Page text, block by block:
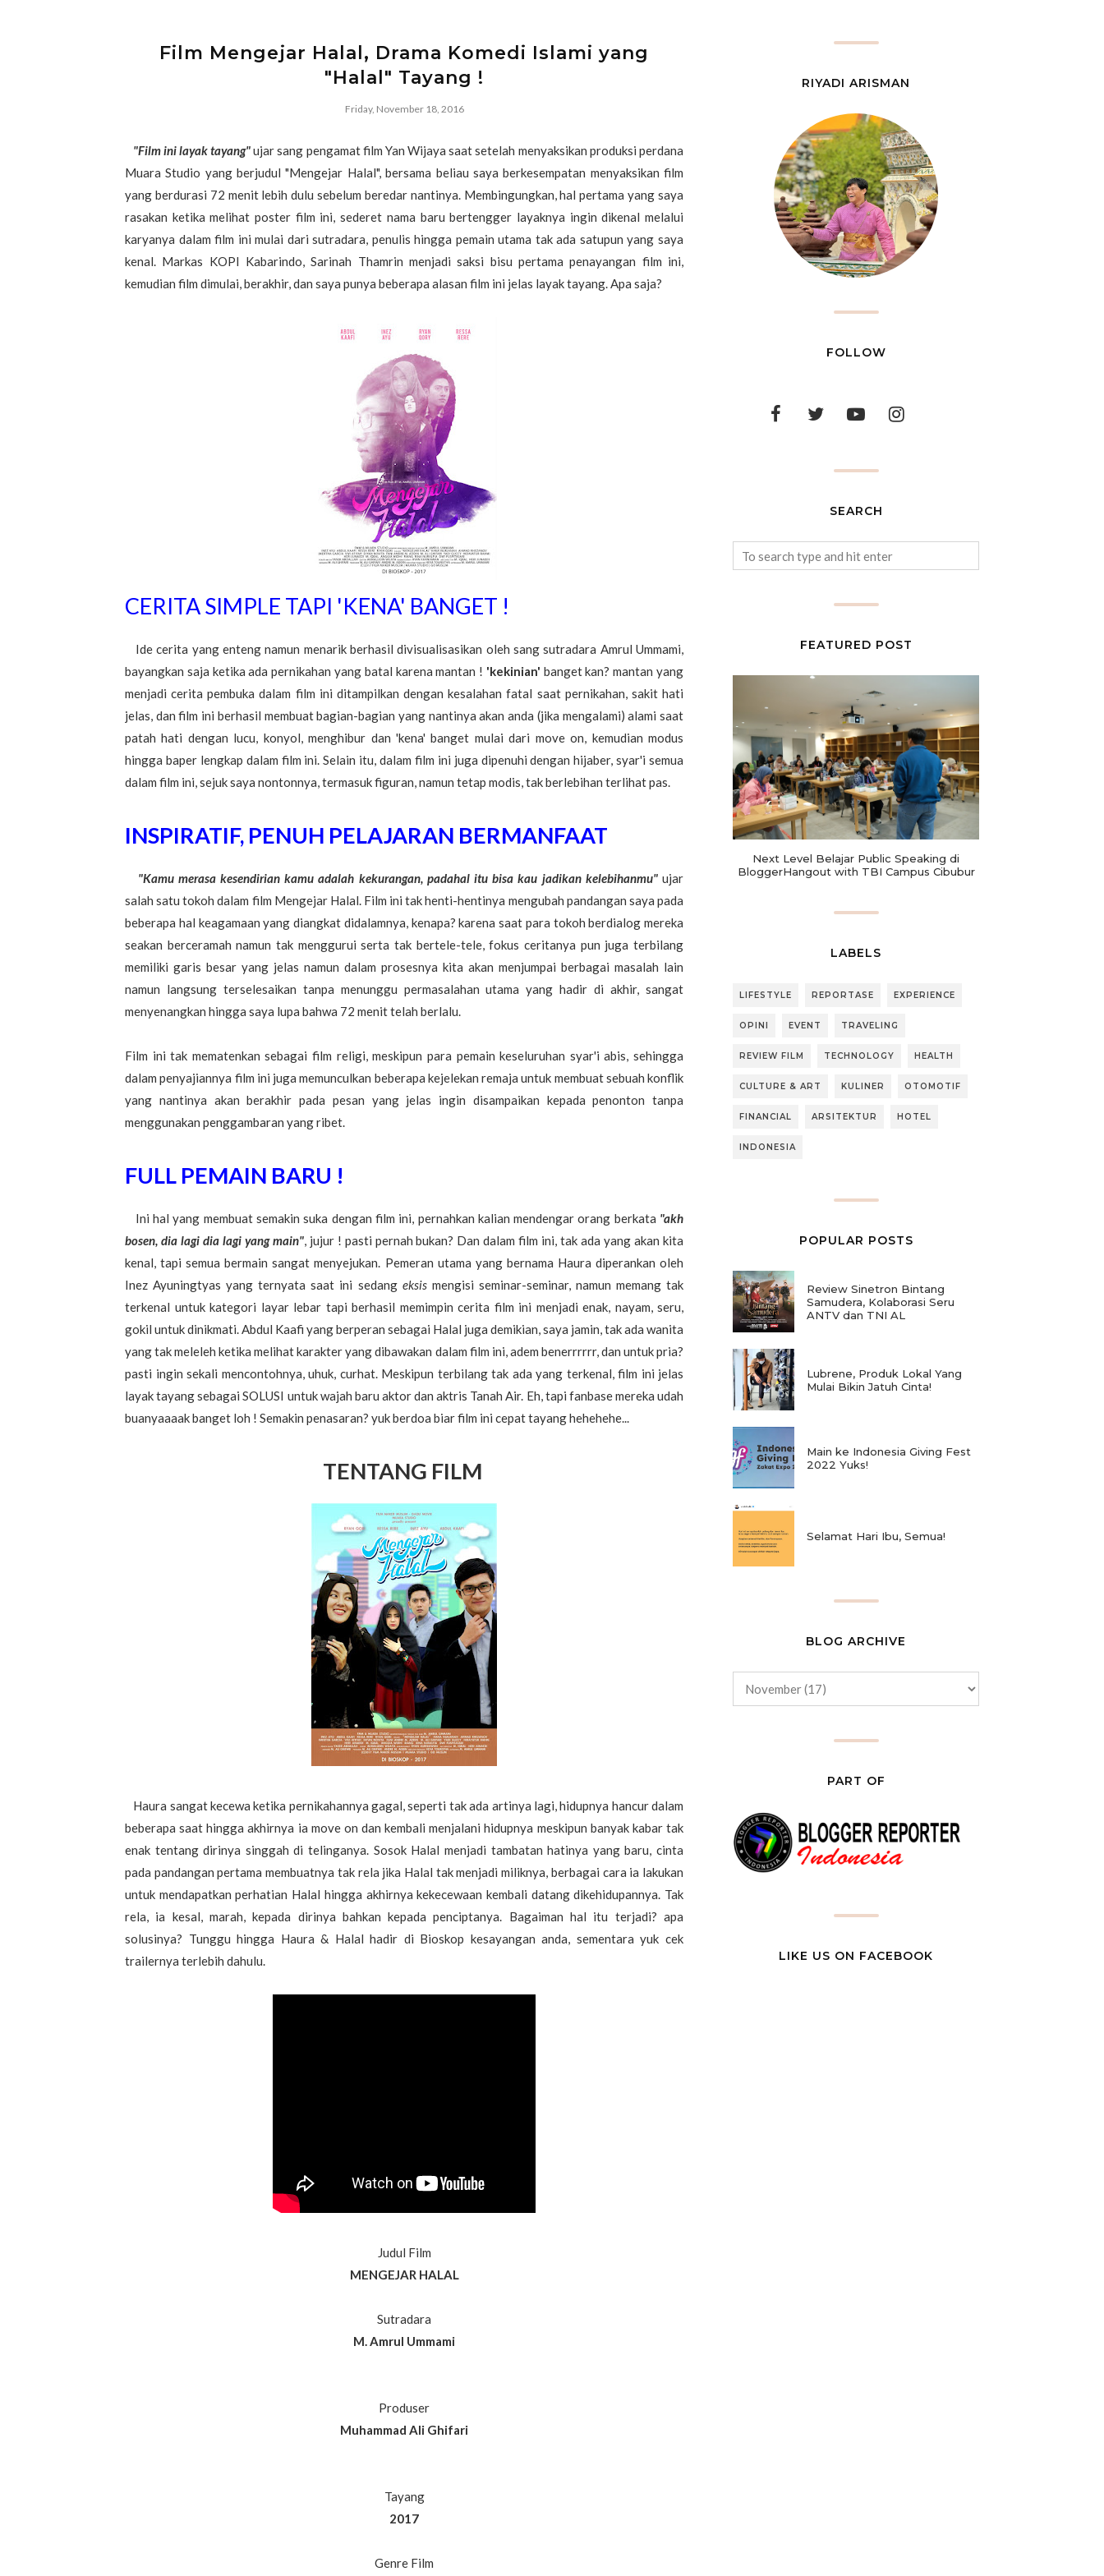
Film Mengejar Halal, Drama Komedi Islami yang
"Halal" Tayang !
Friday, November 18, 2016
"Film ini layak tayang"ujar sang pengamat film Yan Wijaya saat setelah menyaksikan produksi perdana
Muara Studio yang berjudul "Mengejar Halal", bersama beliau saya berkesempatan menyaksikan film
yang berdurasi 72 menit lebih dulu sebelum beredar nantinya. Membingungkan, hal pertama yang saya
rasakan ketika melihat poster film ini, sederet nama baru bertengger layaknya ingin dikenal melalui
karyanya dalam film ini mulai dari sutradara, penulis hingga pemain utama tak ada satupun yang saya
kenal. Markas KOPI Kabarindo, Sarinah Thamrin menjadi saksi bisu pertama penayangan film ini,
kemudian film dimulai, berakhir, dan saya punya beberapa alasan film ini jelas layak tayang. Apa saja?
CERITA SIMPLE TAPI 'KENA' BANGET !
Ide cerita yang enteng namun menarik berhasil divisualisasikan oleh sang sutradara Amrul Ummami,
bayangkan saja ketika ada pernikahan yang batal karena mantan ! 'kekinian' banget kan? mantan yang
menjadi cerita pembuka dalam film ini ditampilkan dengan kesalahan fatal saat pernikahan, sakit hati
jelas, dan film ini berhasil membuat bagian-bagian yang nantinya akan anda (jika mengalami) alami saat
patah hati dengan lucu, konyol, menghibur dan 'kena' banget mulai dari move on, kemudian modus
hingga baper lengkap dalam film ini. Selain itu, dalam film ini juga dipenuhi dengan hijaber, syar'i semua
dalam film ini, sejuk saya nontonnya, termasuk figuran, namun tetap modis, tak berlebihan terlihat pas.
INSPIRATIF, PENUH PELAJARAN BERMANFAAT
"Kamu merasa kesendirian kamu adalah kekurangan, padahal itu bisa kau jadikan kelebihanmu"ujar
salah satu tokoh dalam film Mengejar Halal. Film ini tak henti-hentinya mengubah pandangan saya pada
beberapa hal keagamaan yang diangkat didalamnya, kenapa? karena saat para tokoh berdialog mereka
seakan berceramah namun tak menggurui serta tak bertele-tele, fokus ceritanya pun juga terbilang
memiliki garis besar yang jelas namun dalam prosesnya kita akan menjumpai berbagai masalah lain
namun langsung terselesaikan tanpa menunggu permasalahan utama yang hadir di akhir, sangat
menyenangkan hingga saya lupa bahwa 72 menit telah berlalu.
Film ini tak mematenkan sebagai film religi, meskipun para pemain keseluruhan syar'i abis, sehingga
dalam penyajiannya film ini juga memunculkan beberapa kejelekan remaja untuk membuat sebuah konflik
yang nantinya akan berakhir pada pesan yang jelas ingin disampaikan kepada penonton tanpa
menggunakan penggambaran yang ribet.
FULL PEMAIN BARU !
Ini hal yang membuat semakin suka dengan film ini, pernahkan kalian mendengar orang berkata "akh
bosen, dia lagi dia lagi yang main", jujur ! pasti pernah bukan? Dan dalam film ini, tak ada yang akan kita
kenal, tapi semua bermain sangat menyejukan. Pemeran utama yang bernama Haura diperankan oleh
Inez Ayuningtyas yang ternyata saat ini sedang eksis mengisi seminar-seminar, namun memang tak
terkenal untuk kategori layar lebar tapi berhasil memimpin cerita film ini menjadi enak, nayam, seru,
gokil untuk dinikmati. Abdul Kaafi yang berperan sebagai Halal juga demikian, saya jamin, tak ada wanita
yang tak meleleh ketika melihat karakter yang dibawakan dalam film ini, adem benerrrrrr, dan untuk pria?
pasti ingin sekali mencontohnya, uhuk, curhat. Meskipun terbilang tak ada yang terkenal, film ini jelas
layak tayang sebagai SOLUSI untuk wajah baru aktor dan aktris Tanah Air. Eh, tapi fanbase mereka udah
buanyaaaak banget loh ! Semakin penasaran? yuk berdoa biar film ini cepat tayang hehehehe...
TENTANG FILM
Haura sangat kecewa ketika pernikahannya gagal, seperti tak ada artinya lagi, hidupnya hancur dalam
beberapa saat hingga akhirnya ia move on dan kembali menjalani hidupnya meskipun banyak kabar tak
enak tentang dirinya singgah di telinganya. Sosok Halal menjadi tambatan hatinya yang baru, cinta
pada pandangan pertama membuatnya tak rela jika Halal tak menjadi miliknya, berbagai cara ia lakukan
untuk mendapatkan perhatian Halal hingga akhirnya kekecewaan kembali datang dikehidupannya. Tak
rela, ia kesal, marah, kepada dirinya bahkan kepada penciptanya. Bagaiman hal itu terjadi? apa
solusinya? Tunggu hingga Haura & Halal hadir di Bioskop kesayangan anda, sementara yuk cek
trailernya terlebih dahulu.
Judul Film
MENGEJAR HALAL
Sutradara
M. Amrul Ummami
Produser
Muhammad Ali Ghifari
Tayang
2017
Genre Film
RIYADI ARISMAN
FOLLOW
SEARCH
FEATURED POST
Next Level Belajar Public Speaking di
BloggerHangout with TBI Campus Cibubur
LABELS
LIFESTYLE REPORTASE EXPERIENCE
OPINI EVENT TRAVELING
REVIEW FILM TECHNOLOGY HEALTH
CULTURE & ART KULINER OTOMOTIF
FINANCIAL ARSITEKTUR HOTEL
INDONESIA
POPULAR POSTS
Review Sinetron Bintang
Samudera, Kolaborasi Seru
ANTV dan TNI AL
Lubrene, Produk Lokal Yang
Mulai Bikin Jatuh Cinta!
Main ke Indonesia Giving Fest
2022 Yuks!
Selamat Hari Ibu, Semua!
BLOG ARCHIVE
PART OF
LIKE US ON FACEBOOK